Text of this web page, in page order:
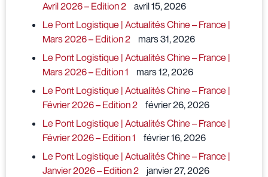
Avril 2026 – Edition 2
avril 15, 2026
Le Pont Logistique | Actualités Chine – France |
Mars 2026 – Edition 2
mars 31, 2026
Le Pont Logistique | Actualités Chine – France |
Mars 2026 – Edition 1
mars 12, 2026
Le Pont Logistique | Actualités Chine – France |
Février 2026 – Edition 2
février 26, 2026
Le Pont Logistique | Actualités Chine – France |
Février 2026 – Edition 1
février 16, 2026
Le Pont Logistique | Actualités Chine – France |
Janvier 2026 – Edition 2
janvier 27, 2026